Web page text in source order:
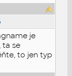
je
ta se
to jen typ